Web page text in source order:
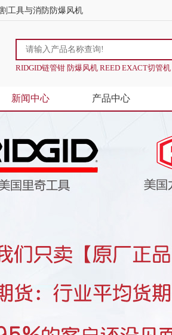
工具与消防防爆风机
RIDGID链管钳 防爆风机 REED EXACT切管机
新闻中心 产品中心